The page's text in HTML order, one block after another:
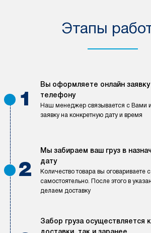
Этапы
1
Вы оформляете онлайн заявку
телефону
Наш менеджер связывается с Вами
заявку на конкретную дату и время
2
Мы забираем ваш груз в
дату
Количество товара вы оговариваете
самостоятельно. После этого в
делаем доставку
Забор груза осуществляется